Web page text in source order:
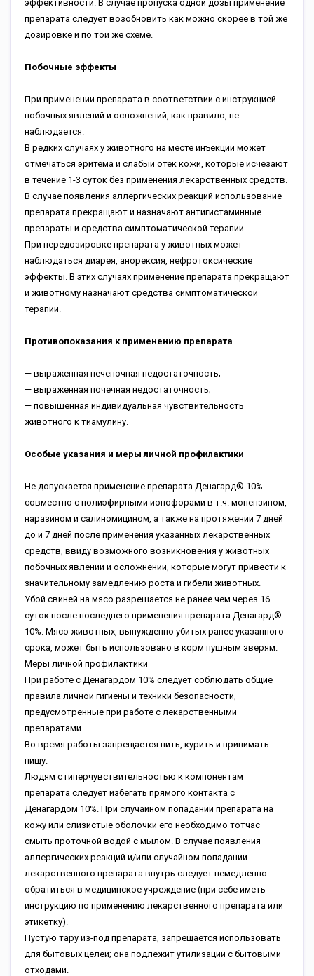
эффективности. В случае пропуска одной дозы применение
препарата следует возобновить как можно скорее в той же
дозировке и по той же схеме.
Побочные эффекты
При применении препарата в соответствии с инструкцией
побочных явлений и осложнений, как правило, не
наблюдается.
В редких случаях у животного на месте инъекции может
отмечаться эритема и слабый отек кожи, которые исчезают
в течение 1-3 суток без применения лекарственных средств.
В случае появления аллергических реакций использование
препарата прекращают и назначают антигистаминные
препараты и средства симптоматической терапии.
При передозировке препарата у животных может
наблюдаться диарея, анорексия, нефротоксические
эффекты. В этих случаях применение препарата прекращают
и животному назначают средства симптоматической
терапии.
Противопоказания к применению препарата
— выраженная печеночная недостаточность;
— выраженная почечная недостаточность;
— повышенная индивидуальная чувствительность
животного к тиамулину.
Особые указания и меры личной профилактики
Не допускается применение препарата Денагард® 10%
совместно с полиэфирными ионофорами в т.ч. монензином,
наразином и салиномицином, а также на протяжении 7 дней
до и 7 дней после применения указанных лекарственных
средств, ввиду возможного возникновения у животных
побочных явлений и осложнений, которые могут привести к
значительному замедлению роста и гибели животных.
Убой свиней на мясо разрешается не ранее чем через 16
суток после последнего применения препарата Денагард®
10%. Мясо животных, вынужденно убитых ранее указанного
срока, может быть использовано в корм пушным зверям.
Меры личной профилактики
При работе с Денагардом 10% следует соблюдать общие
правила личной гигиены и техники безопасности,
предусмотренные при работе с лекарственными
препаратами.
Во время работы запрещается пить, курить и принимать
пищу.
Людям с гиперчувствительностью к компонентам
препарата следует избегать прямого контакта с
Денагардом 10%. При случайном попадании препарата на
кожу или слизистые оболочки его необходимо тотчас
смыть проточной водой с мылом. В случае появления
аллергических реакций и/или случайном попадании
лекарственного препарата внутрь следует немедленно
обратиться в медицинское учреждение (при себе иметь
инструкцию по применению лекарственного препарата или
этикетку).
Пустую тару из-под препарата, запрещается использовать
для бытовых целей; она подлежит утилизации с бытовыми
отходами.